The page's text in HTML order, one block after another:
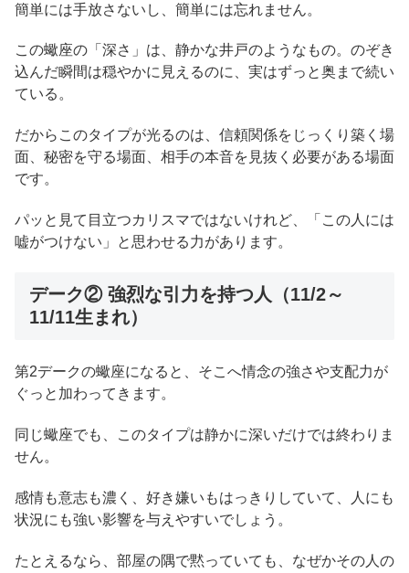
簡単には手放さないし、簡単には忘れません。
この蠍座の「深さ」は、静かな井戸のようなもの。のぞき
込んだ瞬間は穏やかに見えるのに、実はずっと奥まで続い
ている。
だからこのタイプが光るのは、信頼関係をじっくり築く場
面、秘密を守る場面、相手の本音を見抜く必要がある場面
です。
パッと見て目立つカリスマではないけれど、「この人には
嘘がつけない」と思わせる力があります。
デーク② 強烈な引力を持つ人（11/2～
11/11生まれ）
第2デークの蠍座になると、そこへ情念の強さや支配力が
ぐっと加わってきます。
同じ蠍座でも、このタイプは静かに深いだけでは終わりま
せん。
感情も意志も濃く、好き嫌いもはっきりしていて、人にも
状況にも強い影響を与えやすいでしょう。
たとえるなら、部屋の隅で黙っていても、なぜかその人の